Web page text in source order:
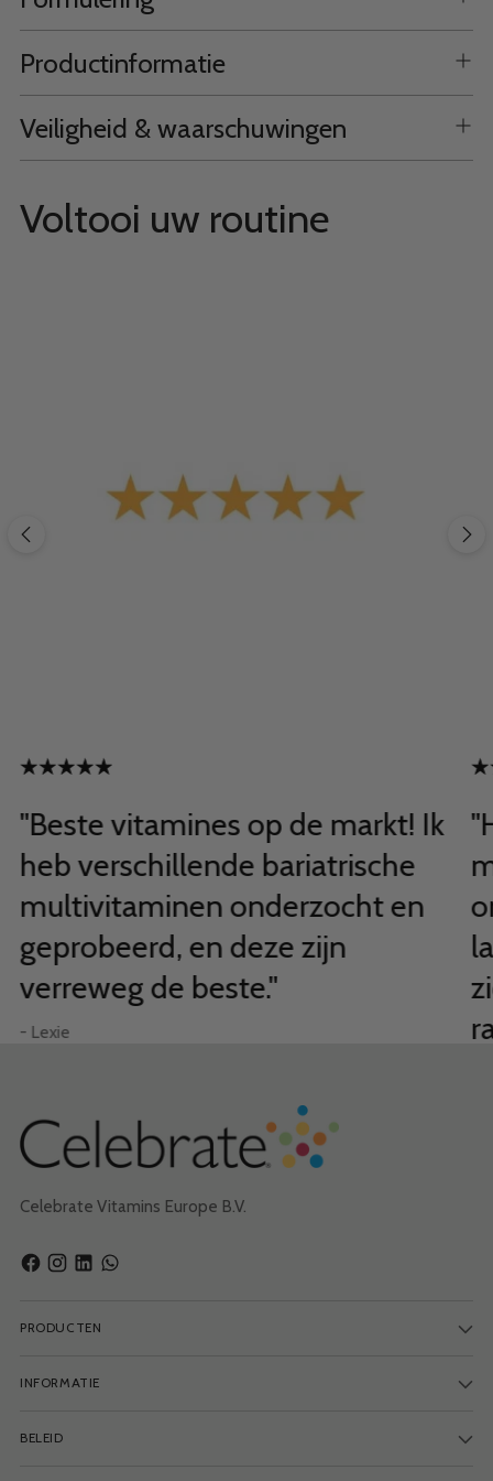
Productinformatie
Veiligheid & waarschuwingen
Voltooi uw routine
"Beste vitamines op de markt! Ik
heb verschillende bariatrische
multivitaminen onderzocht en
geprobeerd, en deze zijn
verreweg de beste."
- Lexie
Celebrate Vitamins Europe B.V.
PRODUCTEN
INFORMATIE
BELEID